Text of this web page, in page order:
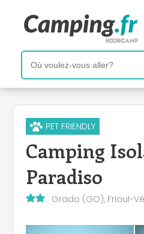
PET FRIENDLY
Camping
Paradiso
Grado (GO), Frioul-